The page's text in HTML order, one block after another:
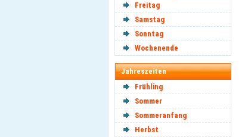
Freitag
Samstag
Sonntag
Wochenende
Jahreszeiten
Frühling
Sommer
Sommeranfang
Herbst